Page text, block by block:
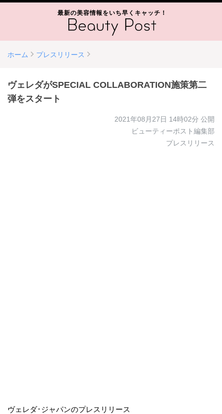
最新の美容情報をいち早くキャッチ！
ホーム プレスリリース
ヴェレダがSPECIAL COLLABORATION施策第二
弾をスタート
2021年08月27日 14時02分 公開
ビューティーポスト編集部
プレスリリース
ヴェレダ･ジャパンのプレスリリース